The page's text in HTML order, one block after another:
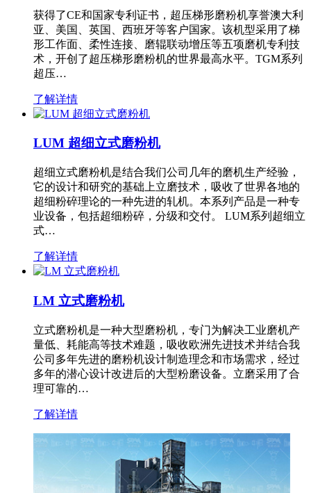
获得了CE和国家专利证书，超压梯形磨粉机享誉澳大利
亚、美国、英国、西班牙等客户国家。该机型采用了梯
形工作面、柔性连接、磨辊联动增压等五项磨机专利技
术，开创了超压梯形磨粉机的世界最高水平。TGM系列
超压…
了解详情
LUM 超细立式磨粉机
超细立式磨粉机是结合我们公司几年的磨机生产经验，
它的设计和研究的基础上立磨技术，吸收了世界各地的
超细粉碎理论的一种先进的轧机。本系列产品是一种专
业设备，包括超细粉碎，分级和交付。 LUM系列超细立
式…
了解详情
LM 立式磨粉机
立式磨粉机是一种大型磨粉机，专门为解决工业磨机产
量低、耗能高等技术难题，吸收欧洲先进技术并结合我
公司多年先进的磨粉机设计制造理念和市场需求，经过
多年的潜心设计改进后的大型粉磨设备。立磨采用了合
理可靠的…
了解详情